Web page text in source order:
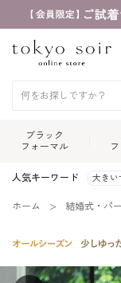
ブラック
フォーマル
人気キーワード 大きい
ホーム 結婚式・パ